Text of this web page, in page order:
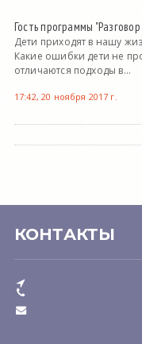
Гость программы
Дети приходят в нашу
Какие ошибки дети не
отличаются подходы в...
17:42, 20 ноября 2017 г.
КОНТАКТЫ